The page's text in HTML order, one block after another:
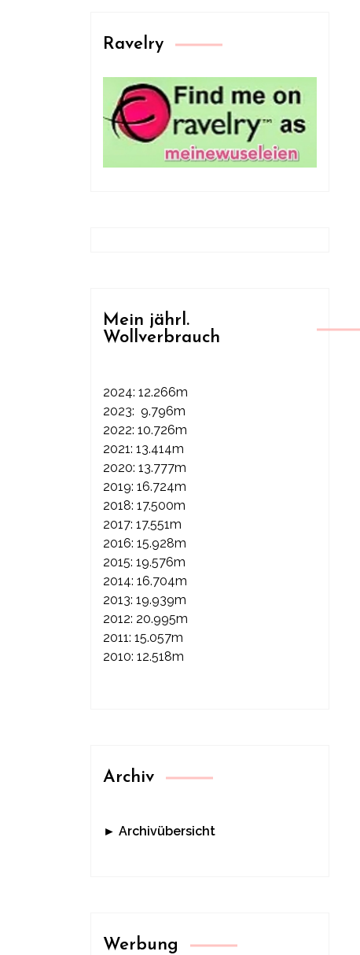
Ravelry
Mein jährl.
Wollverbrauch
2024: 12.266m
2023: 9.796m
2022: 10.726m
2021: 13.414m
2020: 13.777m
2019: 16.724m
2018: 17.500m
2017: 17.551m
2016: 15.928m
2015: 19.576m
2014: 16.704m
2013: 19.939m
2012: 20.995m
2011: 15.057m
2010: 12.518m
Archiv
► Archivübersicht
Werbung